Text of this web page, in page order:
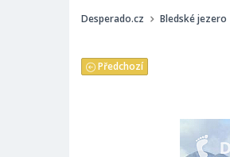
Desperado.cz Bledské jezero
Předchozí